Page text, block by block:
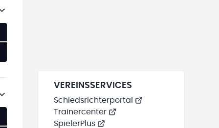
VEREINSSERVICES
Schiedsrichterportal
Trainercenter
SpielerPlus